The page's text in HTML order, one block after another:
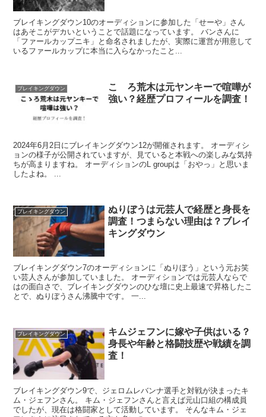
ブレイキングダウン10のオーディションに参加した「せーや」さん
はあそこがデカいということで話題になっています。 バンさんに
「ファールカップニキ」と命名されましたが、実際に運営が用意して
いるファールカップに本当に入らなかったこと...
ブレイキングダウン
こゝろ荒木は元ヤンキーで喧嘩が
強い？経歴プロフィールを調査！
2024年6月2日にブレイキングダウン12が開催されます。 オーディシ
ョンの様子が公開されていますが、見ていると本戦への楽しみな気持
ちが高まりますね。 オーディションのL groupは「おやっ」と思いま
したよね。 ...
ブレイキングダウン
ぬりぼうは元芸人で経歴と身長を
調査！つまらない理由は？ブレイ
キングダウン
ブレイキングダウン7のオーディションに「ぬりぼう」という元お笑
い芸人さんが参加していました。 オーディションでは元芸人ならで
はの面白さで、ブレイキングダウンのひな壇に史上最速で昇格したこ
とで、ぬりぼうさん沸騰中です。 一...
ブレイキングダウン
キムジェフンに嫁や子供はいる？
身長や年齢と格闘技歴や戦績を調
査！
ブレイキングダウン9で、ジェロムレバンナ選手と対戦が決まったキ
ム・ジェフンさん。 キム・ジェフンさんと言えば元山口組の構成員
でしたが、現在は格闘家として活動しています。 そんなキム・ジェ